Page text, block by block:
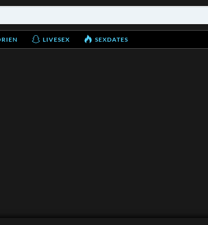
LIVESEX SEXDATES